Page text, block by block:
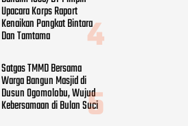
Upacara Korps Raport
Kenaikan Pangkat Bintara
Dan Tamtama
Satgas TMMD Bersama
Warga Bangun Masjid di
Dusun Ogomolobu, Wujud
Kebersamaan di Bulan Suci